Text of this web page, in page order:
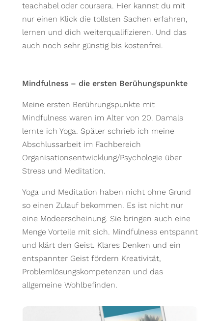
teachabel oder coursera. Hier kannst du mit
nur einen Klick die tollsten Sachen erfahren,
lernen und dich weiterqualifizieren. Und das
auch noch sehr günstig bis kostenfrei.
Mindfulness – die ersten Berühungspunkte
Meine ersten Berührungspunkte mit
Mindfulness waren im Alter von 20. Damals
lernte ich Yoga. Später schrieb ich meine
Abschlussarbeit im Fachbereich
Organisationsentwicklung/Psychologie über
Stress und Meditation.
Yoga und Meditation haben nicht ohne Grund
so einen Zulauf bekommen. Es ist nicht nur
eine Modeerscheinung. Sie bringen auch eine
Menge Vorteile mit sich. Mindfulness entspannt
und klärt den Geist. Klares Denken und ein
entspannter Geist fördern Kreativität,
Problemlösungskompetenzen und das
allgemeine Wohlbefinden.